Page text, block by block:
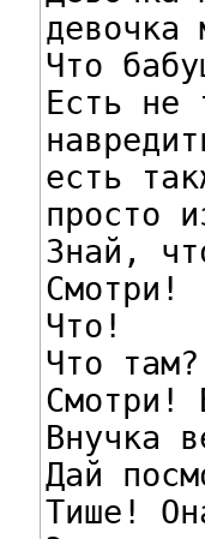
девочка
Что
Есть не
есть
просто
Знай,
Смотри!
Что!
Что там?
Смотри!
Внучка
Дай
Тише!